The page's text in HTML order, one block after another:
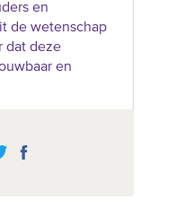
en
de wetenschap
dat deze
en